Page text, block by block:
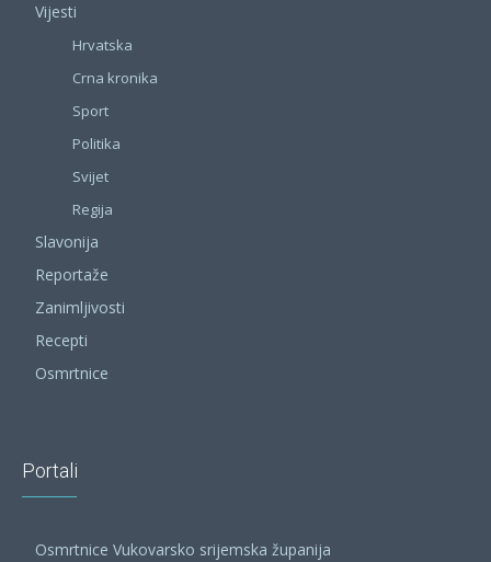
Vijesti
Hrvatska
Crna kronika
Sport
Politika
Svijet
Regija
Slavonija
Reportaže
Zanimljivosti
Recepti
Osmrtnice
Portali
Osmrtnice Vukovarsko srijemska županija